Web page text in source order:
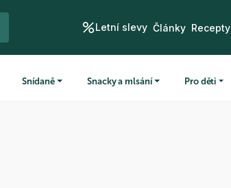
Letní slevy Články Recepty
Snídaně Snacky a mlsání Pro děti